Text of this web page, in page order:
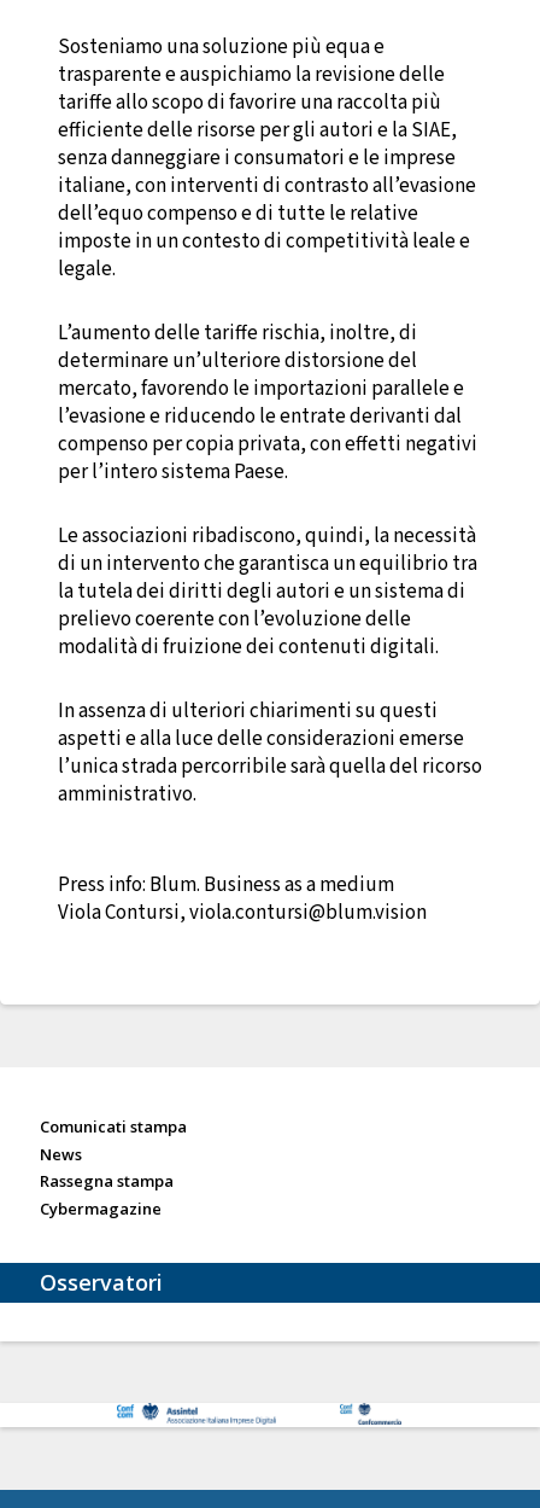
Sosteniamo una soluzione più equa e
trasparente e auspichiamo la revisione delle
tariffe allo scopo di favorire una raccolta più
efficiente delle risorse per gli autori e la SIAE,
senza danneggiare i consumatori e le imprese
italiane, con interventi di contrasto all’evasione
dell’equo compenso e di tutte le relative
imposte in un contesto di competitività leale e
legale.
L’aumento delle tariffe rischia, inoltre, di
determinare un’ulteriore distorsione del
mercato, favorendo le importazioni parallele e
l’evasione e riducendo le entrate derivanti dal
compenso per copia privata, con effetti negativi
per l’intero sistema Paese.
Le associazioni ribadiscono, quindi, la necessità
di un intervento che garantisca un equilibrio tra
la tutela dei diritti degli autori e un sistema di
prelievo coerente con l’evoluzione delle
modalità di fruizione dei contenuti digitali.
In assenza di ulteriori chiarimenti su questi
aspetti e alla luce delle considerazioni emerse
l’unica strada percorribile sarà quella del ricorso
amministrativo.
Press info: Blum. Business as a medium
Viola Contursi, viola.contursi@blum.vision
Comunicati stampa
News
Rassegna stampa
Cybermagazine
Osservatori